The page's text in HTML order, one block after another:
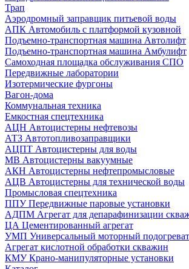
Трап
Аэродромный заправщик питьевой воды
АПК Автомобиль с платформой кузовной
Подъемно-транспортная машина Автолифт
Подъемно-транспортная машина Амбулифт
Самоходная площадка обслуживания СПО
Передвижные лаборатории
Изотермические фургоны
Вагон-дома
Коммунальная техника
Емкостная спецтехника
АЦН Автоцистерны нефтевозы
АТЗ Автотопливозаправщики
АЦПТ Автоцистерны для воды
МВ Автоцистерны вакуумные
АКН Автоцистерны нефтепромысловые
АЦВ Автоцистерны для технической воды
Промысловая спецтехника
ППУ Передвижные паровые установки
АДПМ Агрегат для депарафинизации
ЦА Цементированный агрегат
УМП Универсальный моторный
Агрегат кислотной обработки скважин
КМУ Крано-манипуляторные установки